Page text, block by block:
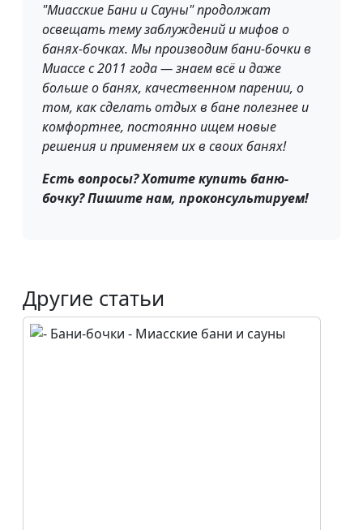
"Миасские Бани и Сауны" продолжат
освещать тему заблуждений и мифов о
банях-бочках. Мы производим бани-бочки в
Миассе с 2011 года — знаем всё и даже
больше о банях, качественном парении, о
том, как сделать отдых в бане полезнее и
комфортнее, постоянно ищем новые
решения и применяем их в своих банях!
Есть вопросы? Хотите купить баню-
бочку? Пишите нам, проконсультируем!
Другие статьи